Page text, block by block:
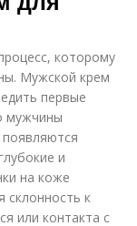
которому
Мужской крем
первые
мужчины
и
на коже
склонность к
или контакта с